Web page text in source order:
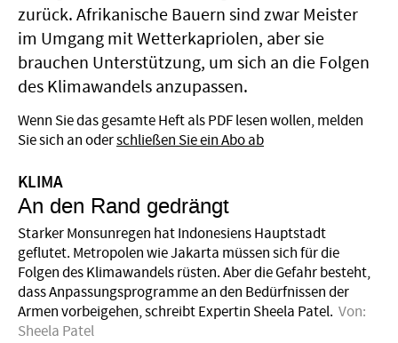
zurück. Afrikanische Bauern sind zwar Meister
im Umgang mit Wetterkapriolen, aber sie
brauchen Unterstützung, um sich an die Folgen
des Klimawandels anzupassen.
Wenn Sie das gesamte Heft als PDF lesen wollen, melden
Sie sich an oderschließen Sie ein Abo ab
KLIMA
An den Rand gedrängt
Starker Monsunregen hat Indonesiens Hauptstadt
geflutet. Metropolen wie Jakarta müssen sich für die
Folgen des Klimawandels rüsten. Aber die Gefahr besteht,
dass Anpassungsprogramme an den Bedürfnissen der
Armen vorbeigehen, schreibt Expertin Sheela Patel. Von:
Sheela Patel